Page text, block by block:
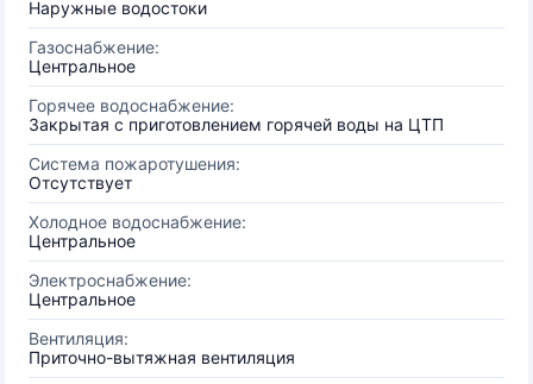
Наружные водостоки
Газоснабжение:
Центральное
Горячее водоснабжение:
Закрытая с приготовлением горячей воды на ЦТП
Система пожаротушения:
Отсутствует
Холодное водоснабжение:
Центральное
Электроснабжение:
Центральное
Вентиляция:
Приточно-вытяжная вентиляция